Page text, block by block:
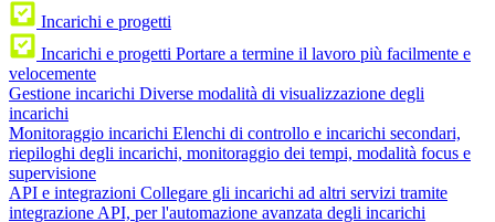
Incarichi e progetti
Incarichi e progetti Portare a termine il lavoro più facilmente e
velocemente
Gestione incarichi Diverse modalità di visualizzazione degli
incarichi
Monitoraggio incarichi Elenchi di controllo e incarichi secondari,
riepiloghi degli incarichi, monitoraggio dei tempi, modalità focus e
supervisione
API e integrazioni Collegare gli incarichi ad altri servizi tramite
integrazione API, per l'automazione avanzata degli incarichi